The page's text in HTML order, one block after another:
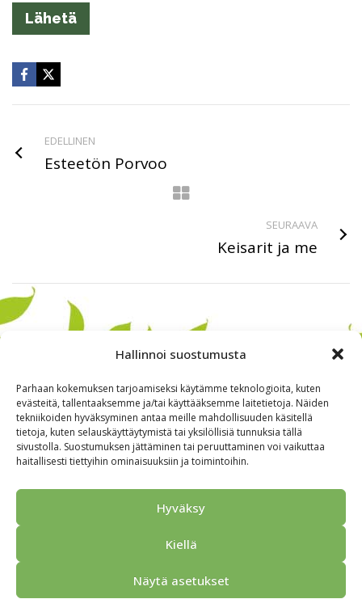
Hallinnoi suostumusta
Parhaan kokemuksen tarjoamiseksi käytämme teknologioita, kuten
evästeitä, tallentaaksemme ja/tai käyttääksemme laitetietoja. Näiden
tekniikoiden hyväksyminen antaa meille mahdollisuuden käsitellä
tietoja, kuten selauskäyttäytymistä tai yksilöllisiä tunnuksia tällä
sivustolla. Suostumuksen jättäminen tai peruuttaminen voi vaikuttaa
haitallisesti tiettyihin ominaisuuksiin ja toimintoihin.
Hyväksy
Kiellä
Näytä asetukset
EDELLINEN
Esteetön Porvoo
SEURAAVA
Keisarit ja me
Kokous & Ohjelmat
Tietosuojaseloste
© 2026 Porvoo Tours - matkanjärjestäjä / FPW